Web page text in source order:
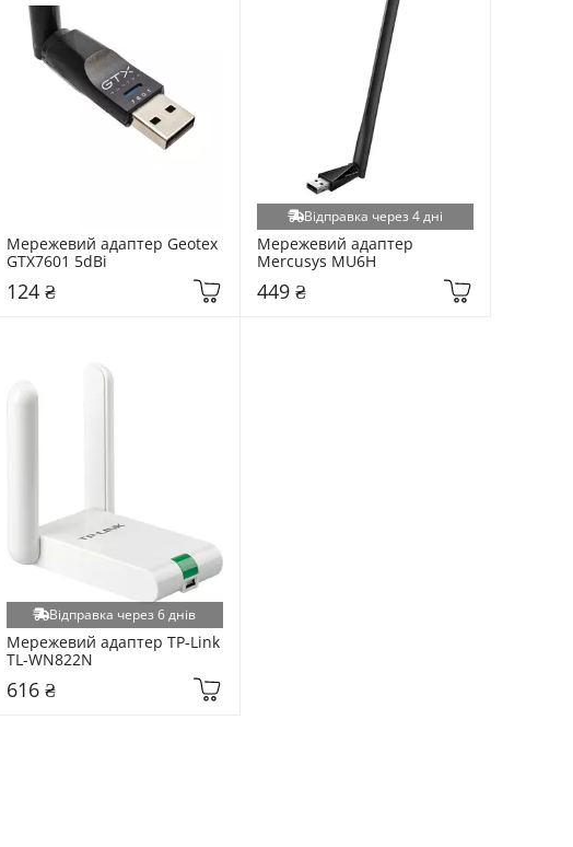
Мережевий адаптер Geotex
GTX7601 5dBi
124 ₴
Відправка через 4 дні
Мережевий адаптер
Mercusys MU6H
449 ₴
Відправка через 6 днів
Мережевий адаптер TP-Link
TL-WN822N
616 ₴